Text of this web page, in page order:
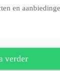
Arch
geen natte
voor
en
verder